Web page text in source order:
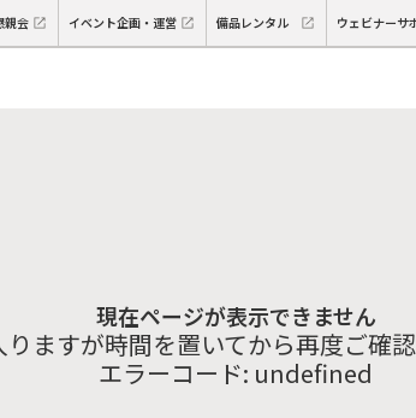
親会 イベント企画・運営 備品レンタル ウェビナーサ
現在ページが表示できません
ますが時間を置いてから再度ご確認
エラーコード: undefined